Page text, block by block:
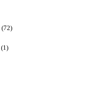
(72)
(1)